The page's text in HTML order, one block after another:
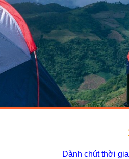
Dành chút thời